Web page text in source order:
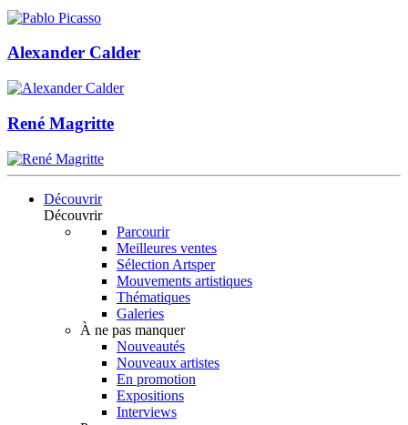
Alexander Calder
René Magritte
Découvrir
Découvrir
Parcourir
Meilleures ventes
Sélection Artsper
Mouvements artistiques
Thématiques
Galeries
À ne pas manquer
Nouveautés
Nouveaux artistes
En promotion
Expositions
Interviews